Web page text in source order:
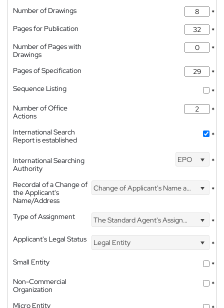
Number of Drawings
*
Pages for Publication
*
Number of Pages with
Drawings
*
Pages of Specification
*
Sequence Listing
*
Number of Office
Actions
*
International Search
Report is established
*
International Searching
Authority
EPO *
Recordal of a Change of
the Applicant's
Name/Address
Change of Applicant's Name and Address *
Type of Assignment The Standard Agent's Assignment
*
Applicant's Legal Status
Legal Entity
*
Small Entity
*
Non-Commercial
Organization
*
Micro Entity